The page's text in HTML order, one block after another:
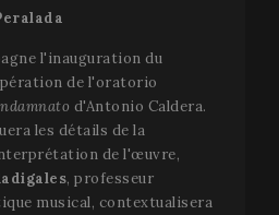
l'inauguration du
de l'oratorio
d'Antonio Caldera.
les détails de la
de l'œuvre,
, professeur
musical, contextualisera
.festivalperalada.com